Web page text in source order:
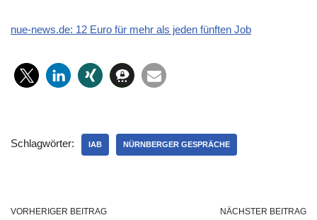
nue-news.de: 12 Euro für mehr als jeden fünften Job
Schlagwörter: IAB NÜRNBERGER GESPRÄCHE
VORHERIGER BEITRAG NÄCHSTER BEITRAG